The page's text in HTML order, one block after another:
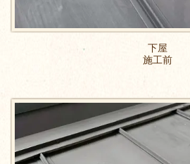
下屋
施工前